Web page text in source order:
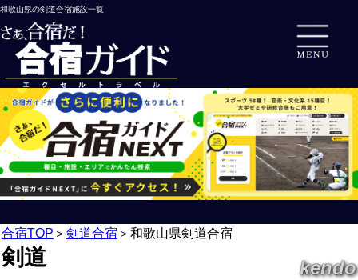
和歌山県の剣道合宿施設一覧
合宿TOP ＞ 剣道合宿 ＞ 和歌山県剣道合宿
剣道 kendo